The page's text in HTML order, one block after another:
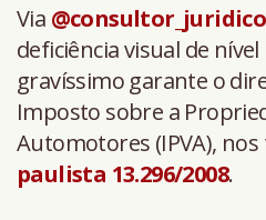
Via @consultor_juridico
deficiência visual de
gravíssimo garante o
Imposto sobre a
Automotores (IPVA),
paulista 13.296/2008.